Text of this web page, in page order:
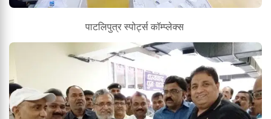
पाटलिपुत्र स्पोर्ट्स कॉम्प्लेक्स